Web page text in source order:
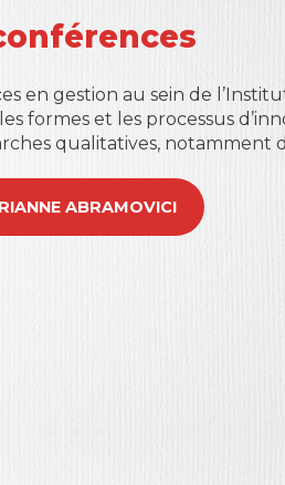
en gestion au sein de
formes et les processus
qualitatives, notamment
ABRAMOVICI